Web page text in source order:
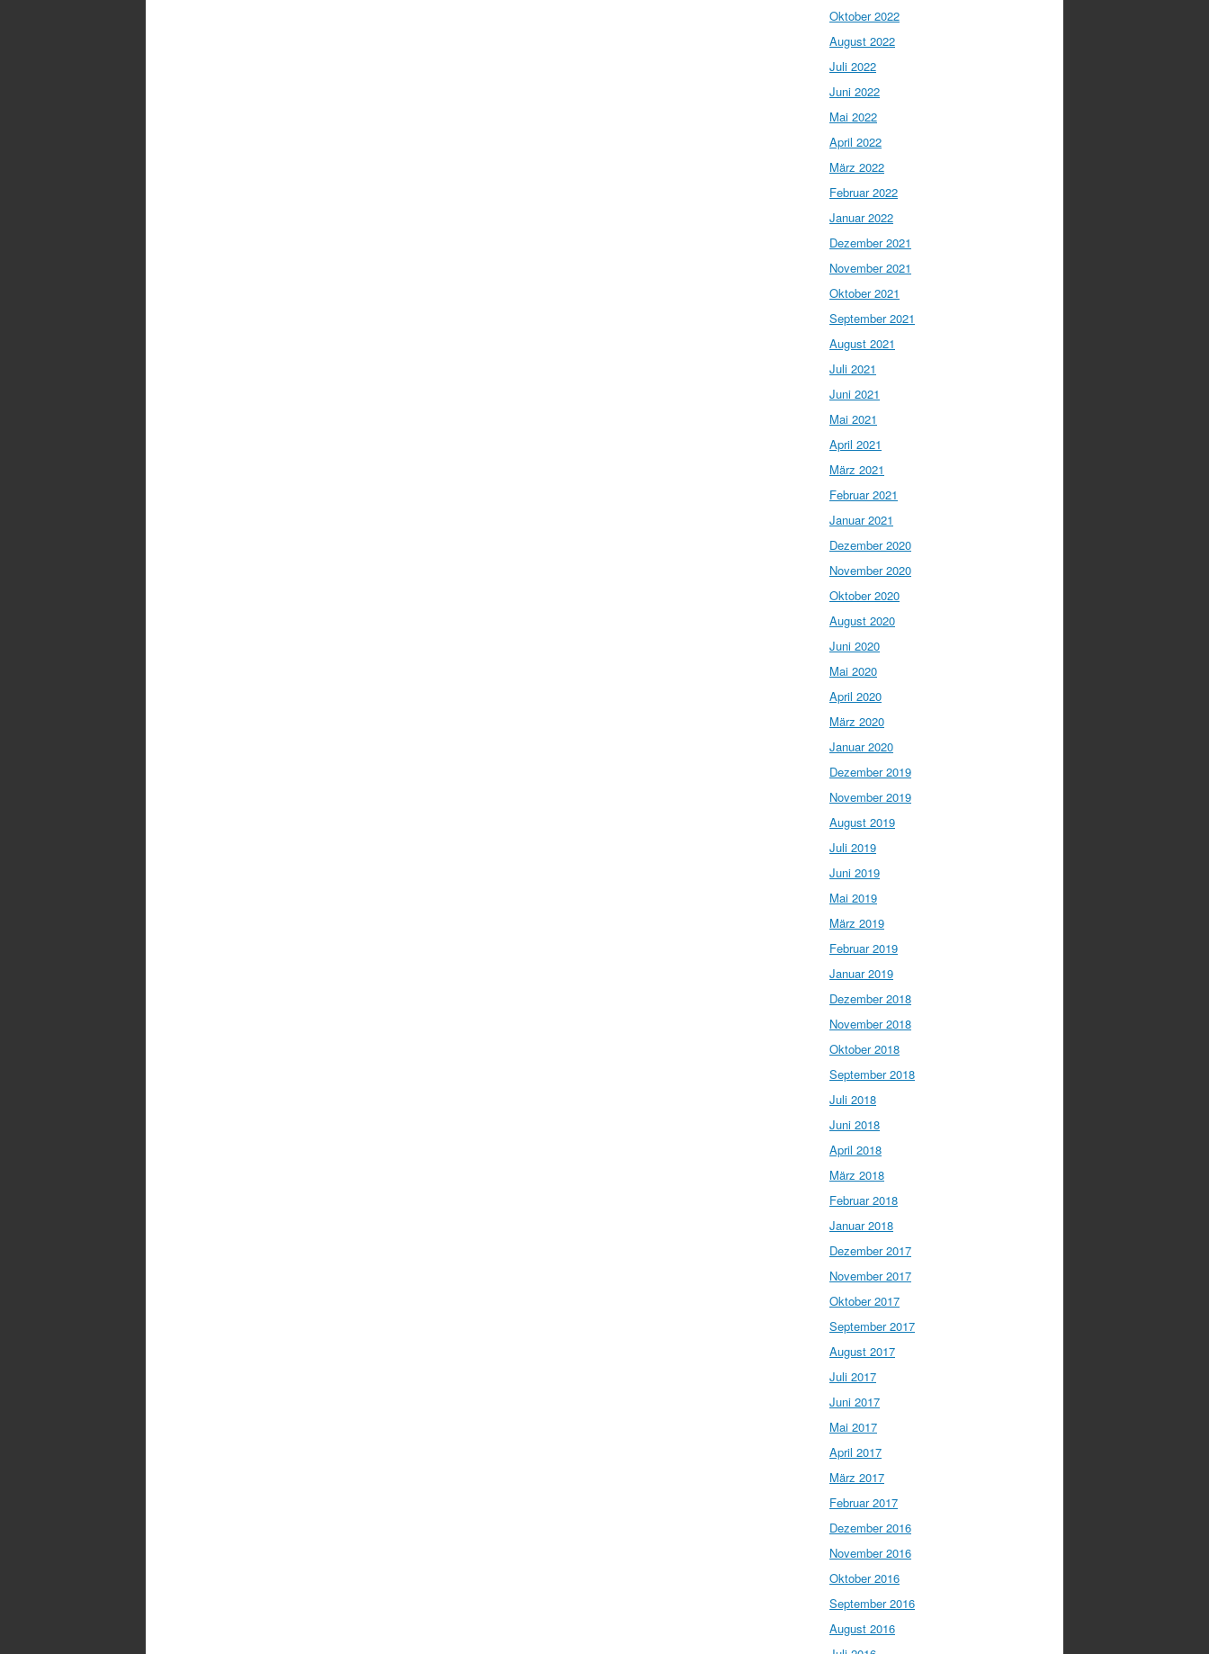
Oktober 2022
August 2022
Juli 2022
Juni 2022
Mai 2022
April 2022
März 2022
Februar 2022
Januar 2022
Dezember 2021
November 2021
Oktober 2021
September 2021
August 2021
Juli 2021
Juni 2021
Mai 2021
April 2021
März 2021
Februar 2021
Januar 2021
Dezember 2020
November 2020
Oktober 2020
August 2020
Juni 2020
Mai 2020
April 2020
März 2020
Januar 2020
Dezember 2019
November 2019
August 2019
Juli 2019
Juni 2019
Mai 2019
März 2019
Februar 2019
Januar 2019
Dezember 2018
November 2018
Oktober 2018
September 2018
Juli 2018
Juni 2018
April 2018
März 2018
Februar 2018
Januar 2018
Dezember 2017
November 2017
Oktober 2017
September 2017
August 2017
Juli 2017
Juni 2017
Mai 2017
April 2017
März 2017
Februar 2017
Dezember 2016
November 2016
Oktober 2016
September 2016
August 2016